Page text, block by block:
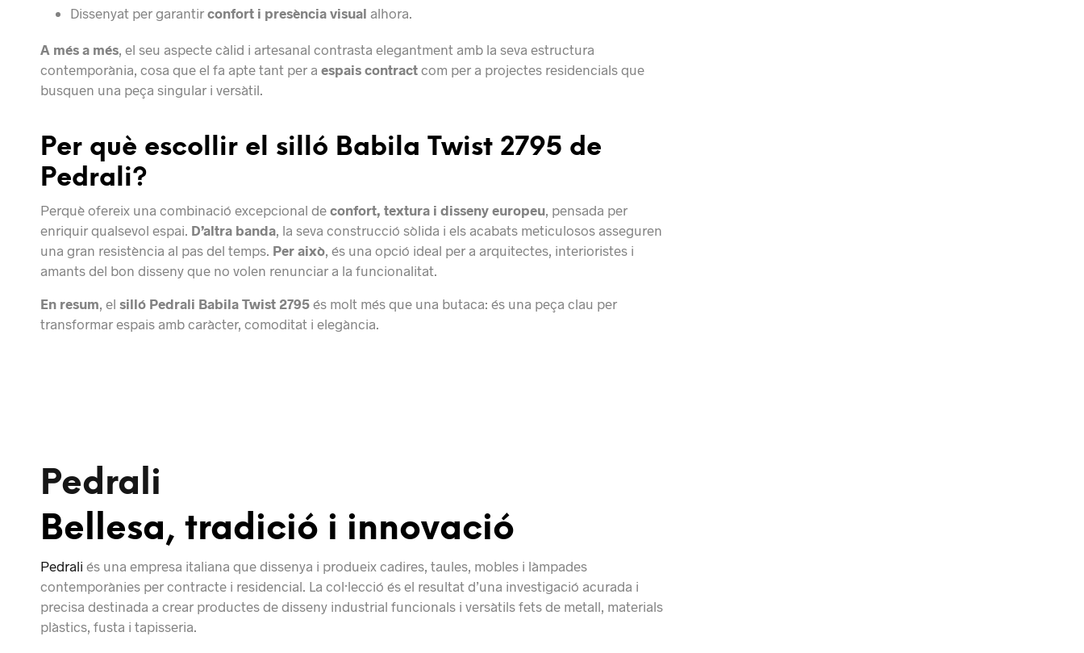
Dissenyat per garantirconfort i presència visual alhora.
A més a més , el seu aspecte càlid i artesanal contrasta elegantment amb la seva estructura
contemporània, cosa que el fa apte tant per a espais contract com per a projectes residencials que
busquen una peça singular i versàtil.
Per què escollir el silló Babila Twist 2795 de
Pedrali?
Perquè ofereix una combinació excepcional de confort, textura i disseny europeu , pensada per
enriquir qualsevol espai. D’altra banda , la seva construcció sòlida i els acabats meticulosos asseguren
una gran resistència al pas del temps. Per això , és una opció ideal per a arquitectes, interioristes i
amants del bon disseny que no volen renunciar a la funcionalitat.
En resum , el silló Pedrali Babila Twist 2795 és molt més que una butaca: és una peça clau per
transformar espais amb caràcter, comoditat i elegància.
Pedrali
Bellesa, tradició i innovació
Pedrali és una empresa italiana que dissenya i produeix cadires, taules, mobles i làmpades
contemporànies per contracte i residencial. La col·lecció és el resultat d’una investigació acurada i
precisa destinada a crear productes de disseny industrial funcionals i versàtils fets de metall, materials
plàstics, fusta i tapisseria.